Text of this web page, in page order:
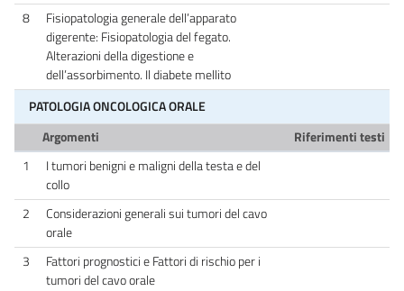
8
Fisiopatologia generale dell’apparato
digerente: Fisiopatologia del fegato.
Alterazioni della digestione e
dell’assorbimento. Il diabete mellito
PATOLOGIA ONCOLOGICA ORALE
Argomenti
Riferimenti testi
1
I tumori benigni e maligni della testa e del
collo
2
Considerazioni generali sui tumori del cavo
orale
3
Fattori prognostici e Fattori di rischio per i
tumori del cavo orale